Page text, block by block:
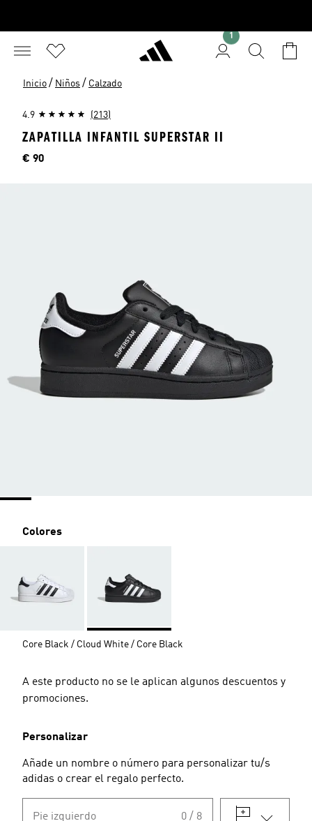
1
Inicio / Niños / Calzado
4.9 (213)
ZAPATILLA INFANTIL SUPERSTAR II
Precio
€ 90
Colores
Core Black / Cloud White / Core Black
A este producto no se le aplican algunos descuentos y
promociones.
Personalizar
Añade un nombre o número para personalizar tu/s
adidas o crear el regalo perfecto.
Pie izquierdo 0 / 8